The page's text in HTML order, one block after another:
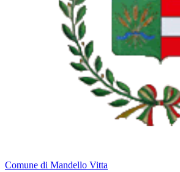
Comune di Mandello Vitta